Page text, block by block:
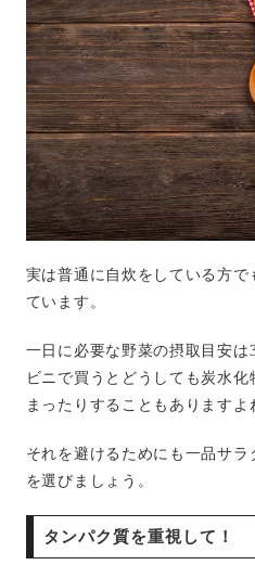
実は普通に自炊をしている方
ています。
一日に必要な野菜の摂取目安は
ビニで買うとどうしても炭水
まったりすることもありますよ
それを避けるためにも一品サ
を選びましょう。
タンパク質を重視して！